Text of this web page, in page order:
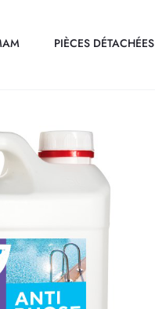
PIÈCES DÉTACHÉES